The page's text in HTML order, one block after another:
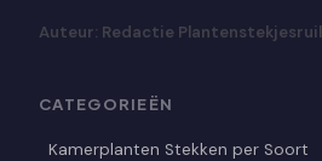
Auteur: Redactie Plantenstekjesruil
CATEGORIEËN
Kamerplanten Stekken per Soort